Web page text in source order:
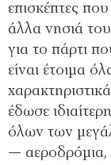
επισκέπτες
άλλα νησιά
για το πάρτι
είναι έτοιμα
έδωσε
όλων των
— αεροδρόμια,